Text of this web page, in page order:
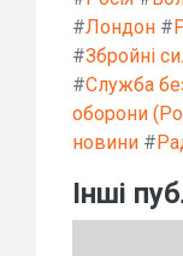
#Лондон #
#Збройні
#Служба
оборони
новини #
Інші